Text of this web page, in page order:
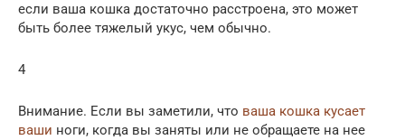
если ваша кошка достаточно расстроена, это может
быть более тяжелый укус, чем обычно.
4
Внимание. Если вы заметили, что ваша кошка кусает
ваши ноги, когда вы заняты или не обращаете на нее